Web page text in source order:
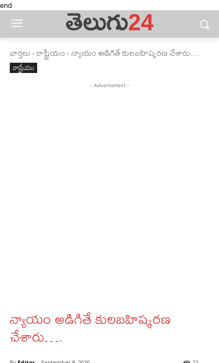
end
వార్తలు రాష్ట్రీయం న్యాయం అడిగితే కులబహిష్కరణ చేశారు....
రాష్ట్రీయం
- Advertisment -
న్యాయం అడిగితే కులబహిష్కరణ
చేశారు….